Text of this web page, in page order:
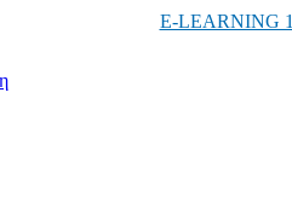
E-LEARNING 1